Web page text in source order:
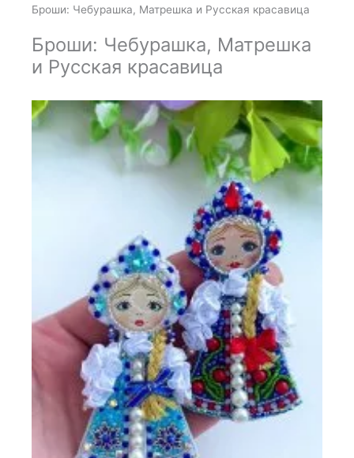
Броши: Чебурашка, Матрешка и Русская красавица
Броши: Чебурашка, Матрешка
и Русская красавица